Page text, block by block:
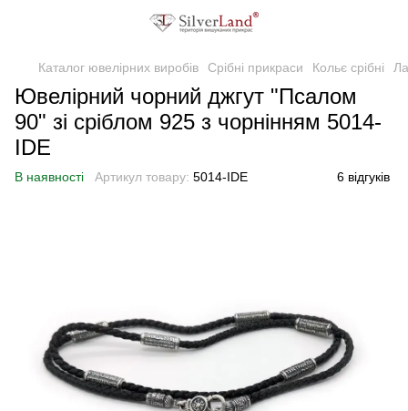
Каталог ювелірних виробів Срібні прикраси Кольє срібні
Ювелірний чорний джгут "Псалом
90" зі сріблом 925 з чорнінням 5014-
IDE
В наявності Артикул товару: 5014-IDE 6 відгуків